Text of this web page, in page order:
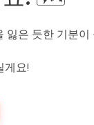
잃은 듯한 기분이
게요!